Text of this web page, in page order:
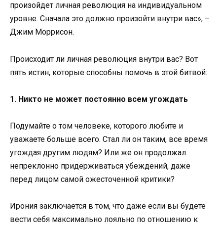
произойдет личная революция на индивидуальном
уровне. Сначала это должно произойти внутри вас», –
Джим Моррисон.
Происходит ли личная революция внутри вас? Вот
пять истин, которые способны помочь в этой битвой:
1. Никто не может постоянно всем угождать
Подумайте о том человеке, которого любите и
уважаете больше всего. Стал ли он таким, все время
угождая другим людям? Или же он продолжал
непреклонно придерживаться убеждений, даже
перед лицом самой ожесточенной критики?
Ирония заключается в том, что даже если вы будете
вести себя максимально лояльно по отношению к